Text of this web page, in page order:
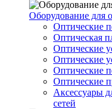
Оборудование для
Оптические
Оптическая
Оптические
Оптические
Оптические
Оптические
Аксессуары
сетей